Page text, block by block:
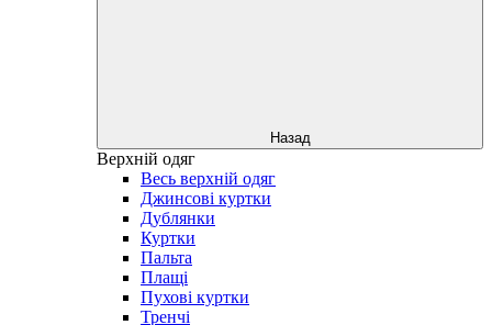
Назад
Верхній одяг
Весь верхній одяг
Джинсові куртки
Дублянки
Куртки
Пальта
Плащі
Пухові куртки
Тренчі